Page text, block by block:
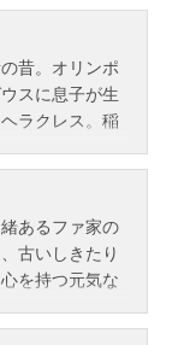
ンス主題歌
ールド」ピー
ーナ・ベル公
ニメ映画(C)Di
バンザイ：樋
枝スタッフ製
：ロジャー・
コフ製作総指
カー、サラ・
バーツ、リン
主題歌・挿入
、ティム・ラ
編曲：ハン
人形サリーの
のクリスマス
が夢見たハロ
とは…？作品名
ア・クリスマ
土）キャストジ
：市村正親サ
ケルスタイン
：大平透ロッ
ク：土居裕子
ース：永江智
いに思いを寄
や言葉の壁を
きます。しか
住民族の対立
、ふたりは争
(R)受賞の美し
然描写と繊細
動物たちのシ
ーアニメーシ
な逸話をテー
もお楽しみく
てられた彼は
許されず、い
めては自由を
て、年に一度
愉快な石像ガー
て初めての華
は自由を愛し
娘エスメラル
情を知り、そ
てしまうよう
鐘放送形態劇
昔。オリンポ
スに息子が生
ラクレス。稲
の地位を狙う
将来を案じ、
間の世界へ追
やがて成長し
神の子である
条件はただ一
あるファ家の
古いしきたり
を持つ元気な
ったムーラン